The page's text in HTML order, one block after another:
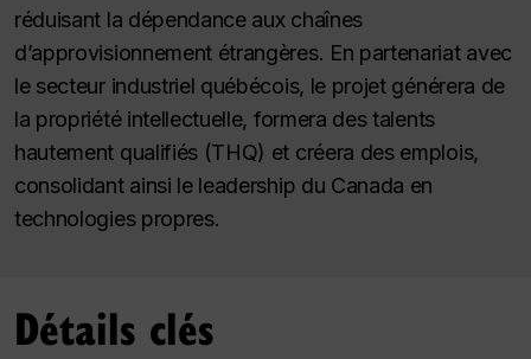
réduisant la dépendance aux chaînes
d’approvisionnement étrangères. En partenariat avec
le secteur industriel québécois, le projet générera de
la propriété intellectuelle, formera des talents
hautement qualifiés (THQ) et créera des emplois,
consolidant ainsi le leadership du Canada en
technologies propres.
Détails clés